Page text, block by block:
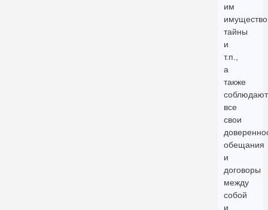
им
тайны
и
т.п.,
а
также
соблюдают
все
свои
обещания
и
договоры
между
собой
и